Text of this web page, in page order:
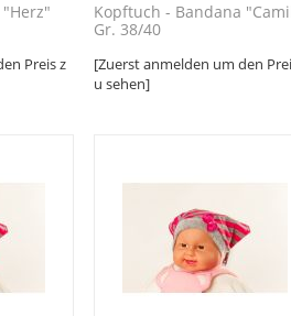
Preis z
Kopftuch - Bandana
Gr. 38/40
[Zuerst anmelden um den
u sehen]